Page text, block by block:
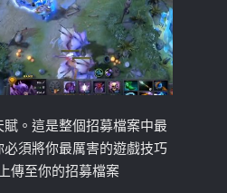
。這是整個招募檔案中最
須將你最厲害的遊戲技巧
傳至你的招募檔案